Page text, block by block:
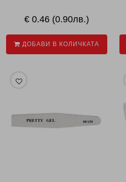
€ 0.46 (0.90лв.)
ДОБАВИ В КОЛИЧКАТА